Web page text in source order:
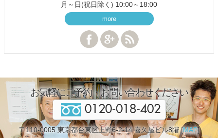
月～日(祝日除く) 10:00～18:00
more
お気軽にご予約・お問い合わせください
0120-018-402
〒110-0005 東京都台東区上野6-2-14 喜久屋ビル8階 [MAP]